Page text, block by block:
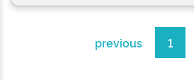
previous 1